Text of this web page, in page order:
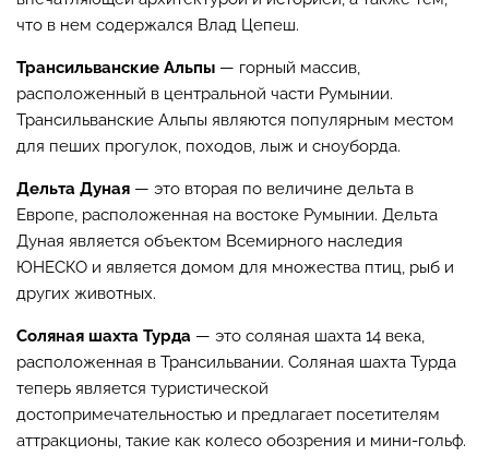
что в нем содержался Влад Цепеш.
Трансильванские Альпы — горный массив,
расположенный в центральной части Румынии.
Трансильванские Альпы являются популярным местом
для пеших прогулок, походов, лыж и сноуборда.
Дельта Дуная — это вторая по величине дельта в
Европе, расположенная на востоке Румынии. Дельта
Дуная является объектом Всемирного наследия
ЮНЕСКО и является домом для множества птиц, рыб и
других животных.
Соляная шахта Турда — это соляная шахта 14 века,
расположенная в Трансильвании. Соляная шахта Турда
теперь является туристической
достопримечательностью и предлагает посетителям
аттракционы, такие как колесо обозрения и мини-гольф.